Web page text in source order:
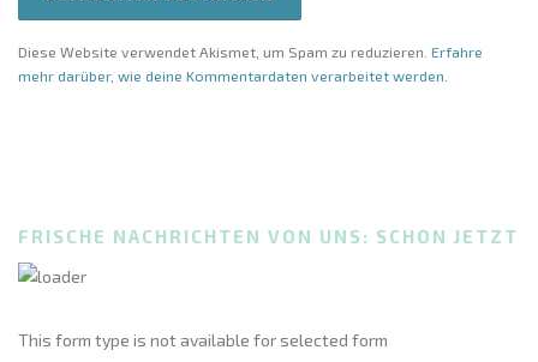
Diese Website verwendet Akismet, um Spam zu reduzieren. Erfahre
mehr darüber, wie deine Kommentardaten verarbeitet werden
FRISCHE NACHRICHTEN VON UNS: SCHON JETZT
This form type is not available for selected form